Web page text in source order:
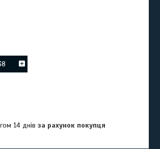
14 днівза рахунок покупця